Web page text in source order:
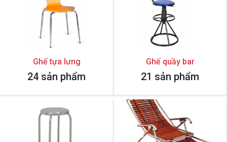
Ghế tựa lưng
24 sản phẩm
Ghế quầy bar
21 sản phẩm